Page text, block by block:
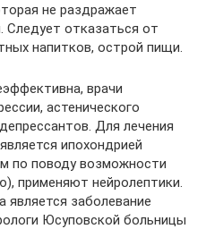
не раздражает
Следует отказаться от
напитков, острой пищи.
врачи
астенического
Для лечения
ипохондрией
по поводу возможности
применяют нейролептики.
является заболевание
Юсуповской больницы